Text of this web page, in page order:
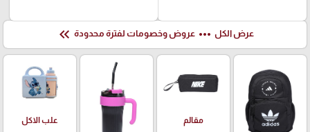
عرض الكل more_horiz عروض وخصومات لفترة محدودة keyboard_double_arrow_left
مقالم علب الاكل